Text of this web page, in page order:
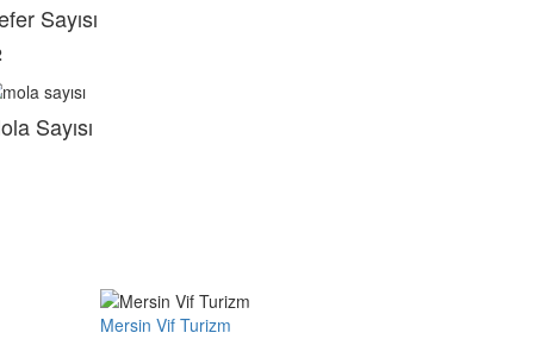
Sayısı
Sayısı
Mersin Vif Turizm